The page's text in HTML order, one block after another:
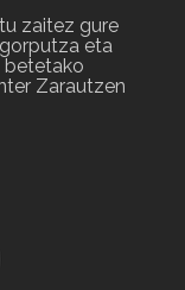
zaitez gure
eta
betetako
Zarautzen